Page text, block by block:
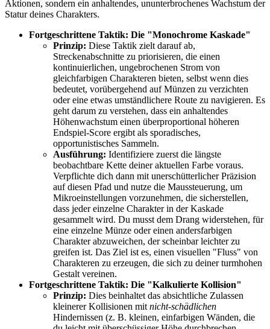
Aktionen, sondern ein anhaltendes, ununterbrochenes Wachstum der
Statur deines Charakters.
Fortgeschrittene Taktik: Die "Monochrome Kaskade"
Prinzip: Diese Taktik zielt darauf ab,
Streckenabschnitte zu priorisieren, die einen
kontinuierlichen, ungebrochenen Strom von
gleichfarbigen Charakteren bieten, selbst wenn dies
bedeutet, vorübergehend auf Münzen zu verzichten
oder eine etwas umständlichere Route zu navigieren. Es
geht darum zu verstehen, dass ein anhaltendes
Höhenwachstum einen überproportional höheren
Endspiel-Score ergibt als sporadisches,
opportunistisches Sammeln.
Ausführung: Identifiziere zuerst die längste
beobachtbare Kette deiner aktuellen Farbe voraus.
Verpflichte dich dann mit unerschütterlicher Präzision
auf diesen Pfad und nutze die Maussteuerung, um
Mikroeinstellungen vorzunehmen, die sicherstellen,
dass jeder einzelne Charakter in der Kaskade
gesammelt wird. Du musst dem Drang widerstehen, für
eine einzelne Münze oder einen andersfarbigen
Charakter abzuweichen, der scheinbar leichter zu
greifen ist. Das Ziel ist es, einen visuellen "Fluss" von
Charakteren zu erzeugen, die sich zu deiner turmhohen
Gestalt vereinen.
Fortgeschrittene Taktik: Die "Kalkulierte Kollision"
Prinzip: Dies beinhaltet das absichtliche Zulassen
kleinerer Kollisionen mit nicht-schädlichen
Hindernissen (z. B. kleinen, einfarbigen Wänden, die